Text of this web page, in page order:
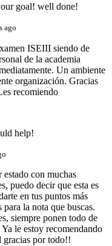
goal! well done!
ago
ISEIII siendo de
de la academia
Un ambiente
organización. Gracias
recomiendo
help!
estado con muchas
puedo decir que esta es
en tus puntos más
para la nota que buscas.
siempre ponen todo de
le estoy recomendando
gracias por todo!!